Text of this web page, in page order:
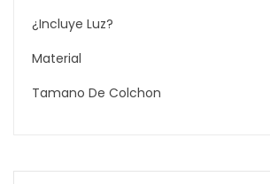
¿Incluye Luz?
Material
Tamano De Colchon